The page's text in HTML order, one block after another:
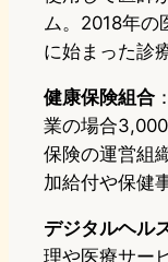
ム。2018年の
に始まった診
健康保険組合
業の場合
保険の運営組
加給付や保健
デジタルヘル
理や医療サー